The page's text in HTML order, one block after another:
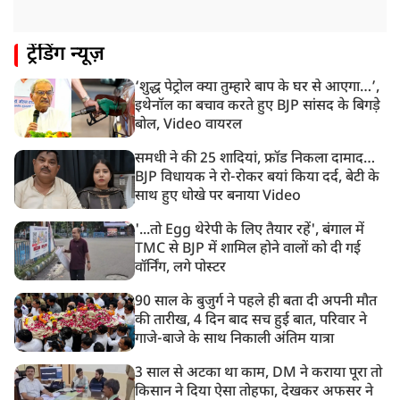
झारखंड विधानसभा के करीब पहुंचे छात्र प्रदर्शनकारी, तार वाले
11:24 AM
दिल्ली में AAP विधायक अजय दत्त के दक्षिणपुरी स्थित दफ़्तर के
बाहर BJP का प्रदर्शन
ट्रेंडिंग न्यूज़
‘शुद्ध पेट्रोल क्या तुम्हारे बाप के घर से आएगा…’,
इथेनॉल का बचाव करते हुए BJP सांसद के बिगड़े
बोल, Video वायरल
समधी ने की 25 शादियां, फ्रॉड निकला दामाद…
BJP विधायक ने रो-रोकर बयां किया दर्द, बेटी के
साथ हुए धोखे पर बनाया Video
'...तो Egg थेरेपी के लिए तैयार रहें', बंगाल में
TMC से BJP में शामिल होने वालों को दी गई
वॉर्निंग, लगे पोस्टर
90 साल के बुजुर्ग ने पहले ही बता दी अपनी मौत
की तारीख, 4 दिन बाद सच हुई बात, परिवार ने
गाजे-बाजे के साथ निकाली अंतिम यात्रा
3 साल से अटका था काम, DM ने कराया पूरा तो
किसान ने दिया ऐसा तोहफा, देखकर अफसर ने